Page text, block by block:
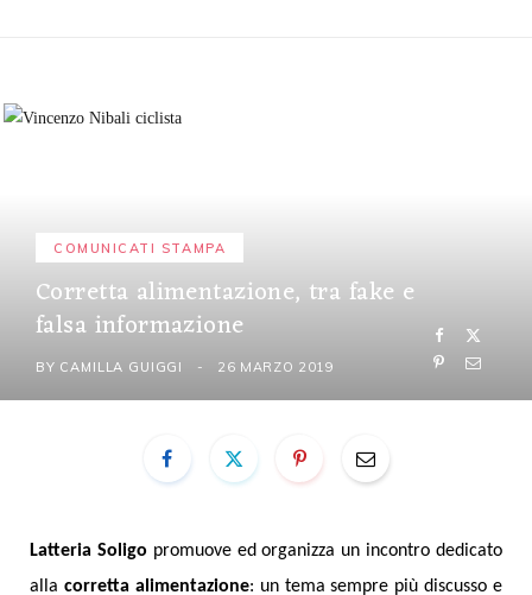
COMUNICATI STAMPA
Corretta alimentazione, tra fake e
falsa informazione
BY CAMILLA GUIGGI 26 MARZO 2019
Latteria Soligo promuove ed organizza un incontro dedicato
alla corretta alimentazione: un tema sempre più discusso e